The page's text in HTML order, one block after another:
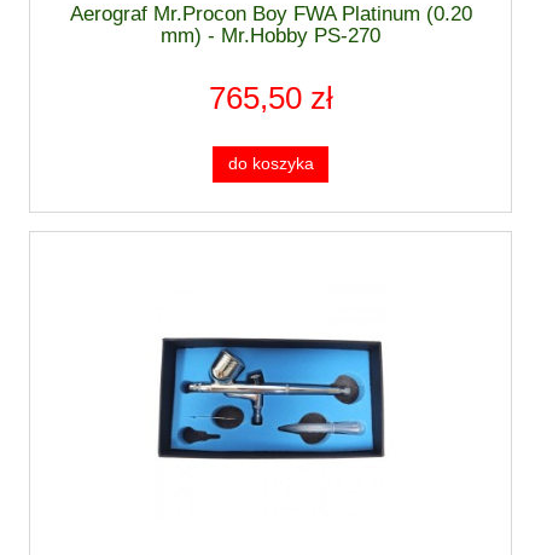
Aerograf Mr.Procon Boy FWA Platinum (0.20
mm) - Mr.Hobby PS-270
765,50 zł
do koszyka